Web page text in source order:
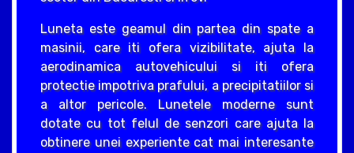
Luneta este geamul din partea din spate a
masinii, care iti ofera vizibilitate, ajuta la
aerodinamica autovehicului si iti ofera
protectie impotriva prafului, a precipitatiilor si
a altor pericole. Lunetele moderne sunt
dotate cu tot felul de senzori care ajuta la
obtinere unei experiente cat mai interesante